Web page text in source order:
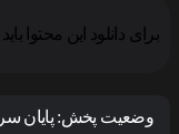
برای دانلود این محتوا
وضعیت پخش: پایان